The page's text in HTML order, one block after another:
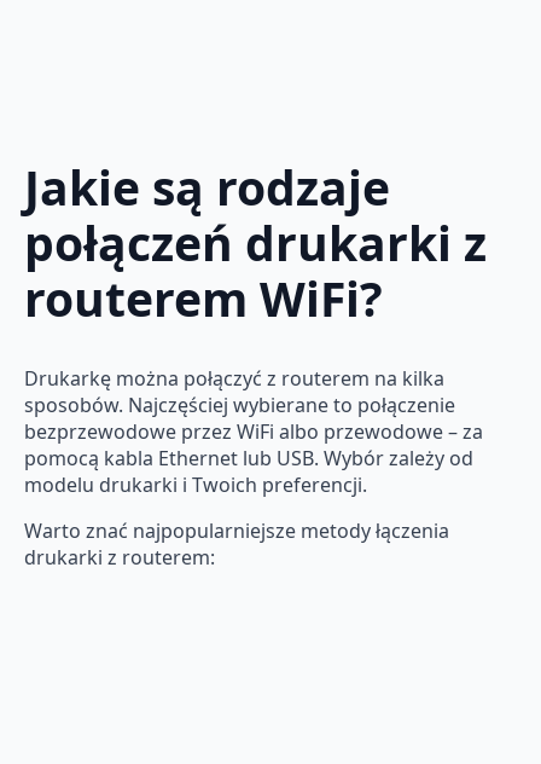
Jakie są rodzaje
połączeń drukarki z
routerem WiFi?
Drukarkę można połączyć z routerem na kilka
sposobów. Najczęściej wybierane to połączenie
bezprzewodowe przez WiFi albo przewodowe – za
pomocą kabla Ethernet lub USB. Wybór zależy od
modelu drukarki i Twoich preferencji.
Warto znać najpopularniejsze metody łączenia
drukarki z routerem: